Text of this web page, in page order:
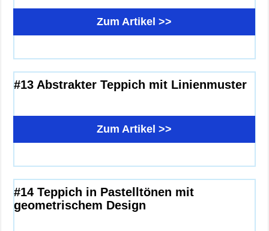
Zum Artikel >>
#13 Abstrakter Teppich mit Linienmuster
Zum Artikel >>
#14 Teppich in Pastelltönen mit
geometrischem Design